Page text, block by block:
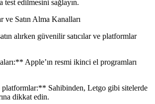
test edilmesini sağlayın.
ve Satın Alma Kanalları
alırken güvenilir satıcılar ve platformlar
Apple’ın resmi ikinci el programları
Sahibinden, Letgo gibi sitelerde
dikkat edin.